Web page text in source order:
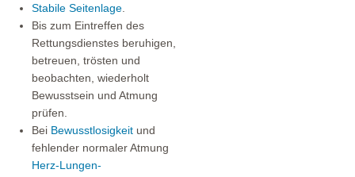
Stabile Seitenlage
Bis zum Eintreffen des
Rettungsdienstes beruhigen,
betreuen, trösten und
beobachten, wiederholt
Bewusstsein und Atmung
prüfen.
Bei Bewusstlosigkeit und
fehlender normaler Atmung
Herz-Lungen-